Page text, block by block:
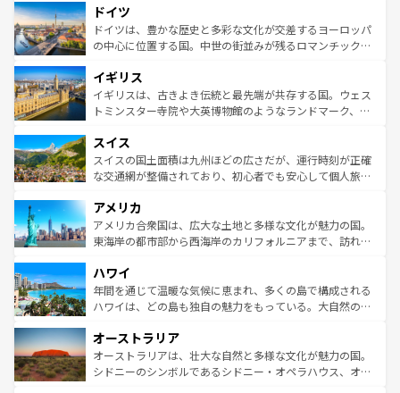
せる。地方によって風土や気候が異なるスペインはその個
性で訪れる人を魅了する。 なお、新着のスペイン情報は コ
ンテンツ一覧を参照してほしい。
で、幅広い魅力が詰まっている。華麗な宮殿、歴史的な大
聖堂、美しいビーチ、そして豊かな自然が、訪れる者を心
から魅了する。また、フランスは美食の国としても知ら
いる。シャンパンの発祥地であるランス、プロヴァンスの
香り高いラベンダー畑など、多彩な楽しみ方が可能だ。さ
らに、パリ以外の地域にも魅力が溢れており、どの街角に
れる地方に足を運ぶとそれぞれで全く異なる文化を体験で
きるだろう。 なお、新着のフランス情報はコンテンツ一覧
を参照してほしい。
ドイツ
ドイツは、豊かな歴史と多彩な文化が交差するヨーロッパ
の中心に位置する国。中世の街並みが残るロマンチック街
顔を持つこの国は、どこを歩いても飽きることがない。ベ
ルリンの文化的活気、バイエルン州のアルプスの絶景、そ
してライン川沿いのワイン畑といった風景は必見。ビール
は、お酒好きな人にはぜひ体験してほしい。 なお、新着の
ドイツ情報はコンテンツ一覧を参照してほしい。
イギリス
イギリスは、古きよき伝統と最先端が共存する国。ウェス
トミンスター寺院や大英博物館のようなランドマーク、歴
リアごとに異なる魅力がある。また、優雅なアフタヌーン
ティー、ビール好きにはたまらない英国パブ、サッカー観
戦など、本場だからこそできる体験も豊富。イギリスを旅
ンツ一覧を参照してほしい。
スイス
スイスの国土面積は九州ほどの広さだが、運行時刻が正確
な交通網が整備されており、初心者でも安心して個人旅行
の建物がそのまま残る町や、スイスならではのユニークな
博物館もあり、アルプス観光だけでなく町歩きも満喫する
ことができる。国民の所得が高いため物価も高いが、旅行
ば市内交通費無料で観光を楽しむこともできる。 なお、新
着のスイス情報はコンテンツ一覧 を参照してほしい。
アメリカ
アメリカ合衆国は、広大な土地と多様な文化が魅力の国。
東海岸の都市部から西海岸のカリフォルニアまで、訪れる
のような巨大都市は、観光、ショッピング、エンターテイ
ンメントが詰まった刺激的なスポットだ。一方、アメリカ
西部には大自然が広がり、グランドキャニオンやイエロー
部のニューオーリンズでは、音楽と美食が融合した独特の
文化が魅力。旅行者はアメリカの各地域で異なる魅力を楽
しみながら、その多様性と豊かな歴史を感じることができ
ハワイ
年間を通じて温暖な気候に恵まれ、多くの島で構成される
ハワイは、どの島も独自の魅力をもっている。大自然の神
ワイ島は見逃せない。また、定番の観光地といえばオアフ
島だが、静かな自然を求めるならマウイ島やカウアイ島が
おすすめ。エメラルドグリーンに輝く海をはじめ、豊かな
オーストラリア
オーストラリアは、壮大な自然と多様な文化が魅力の国。
シドニーのシンボルであるシドニー・オペラハウス、オー